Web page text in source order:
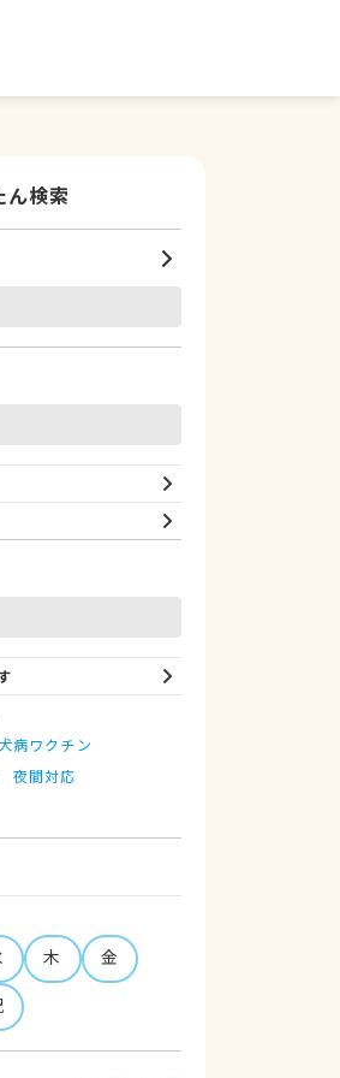
ん検索
病ワクチン
夜間対応
木
金